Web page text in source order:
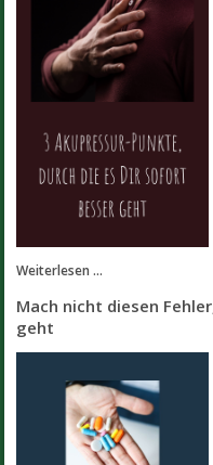
Weiterlesen ...
Mach nicht diesen
geht